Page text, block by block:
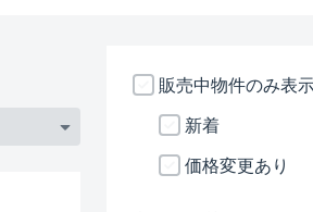
販売中物件のみ表
新着
価格変更あり